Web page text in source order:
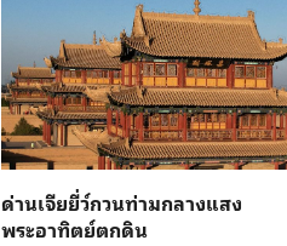
ด่านเจียยี่ว์กวนท่ามกลางแสง
พระอาทิตย์ตกดิน